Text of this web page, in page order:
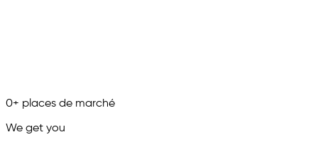
0+ places de marché
We get you